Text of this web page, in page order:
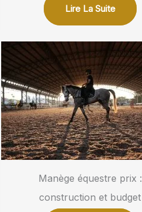
Lire La Suite
Manège équestre prix :
construction et budget